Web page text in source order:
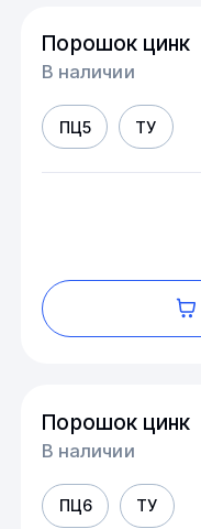
Порошок цинк
В наличии
ПЦ5 ТУ
Порошок цинк
В наличии
ПЦ6 ТУ